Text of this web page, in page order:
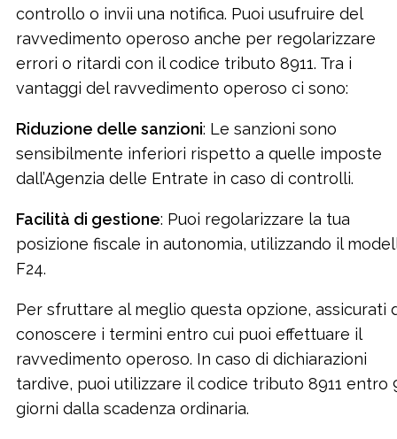
controllo o invii una notifica. Puoi usufruire del
ravvedimento operoso anche per regolarizzare
errori o ritardi con il codice tributo 8911. Tra i
vantaggi del ravvedimento operoso ci sono:
Riduzione delle sanzioni: Le sanzioni sono
sensibilmente inferiori rispetto a quelle imposte
dall’Agenzia delle Entrate in caso di controlli.
Facilità di gestione: Puoi regolarizzare la tua
posizione fiscale in autonomia, utilizzando il
F24.
Per sfruttare al meglio questa opzione, assicurati
conoscere i termini entro cui puoi effettuare il
ravvedimento operoso. In caso di dichiarazioni
tardive, puoi utilizzare il codice tributo 8911 entro
giorni dalla scadenza ordinaria.